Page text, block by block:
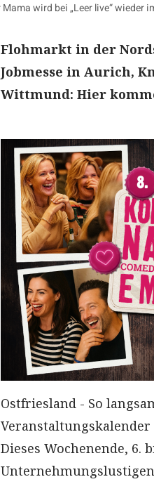
Mama wird bei „Leer live“
Flohmarkt in der
Jobmesse in Aurich,
Wittmund: Hier
Ostfriesland - So
Dieses Wochenende, 6.